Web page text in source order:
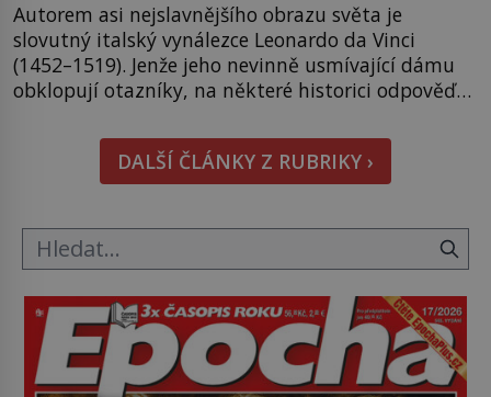
Autorem asi nejslavnějšího obrazu světa je
slovutný italský vynálezce Leonardo da Vinci
(1452–1519). Jenže jeho nevinně usmívající dámu
obklopují otazníky, na některé historici odpověď
pověsil Napoleon? Samotný císař Napoleon
Bonaparte (1769–1821) má pro malbu slabost, a
tak si ji ještě jako první konzul přemístí do své
DALŠÍ ČLÁNKY Z RUBRIKY ›